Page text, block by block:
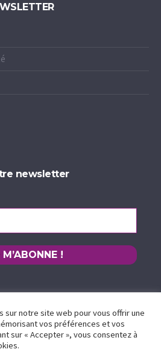
newsletter
sur notre site web pour vous offrir une
vos préférences et vos
sur « Accepter », vous consentez à